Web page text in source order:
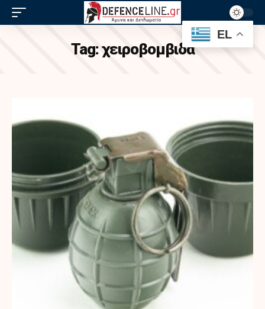
Tag:χειροβομβιδα
EL